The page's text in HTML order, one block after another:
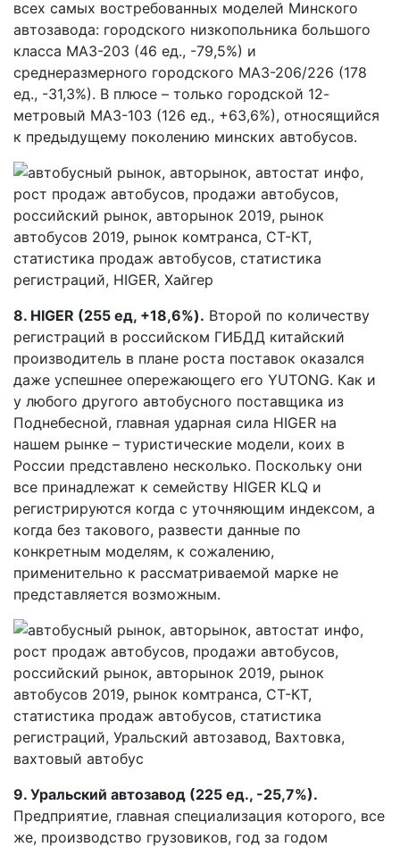
всех самых востребованных моделей Минского
автозавода: городского низкопольника большого
класса МАЗ-203 (46 ед., -79,5%) и
среднеразмерного городского МАЗ-206/226 (178
ед., -31,3%). В плюсе – только городской 12-
метровый МАЗ-103 (126 ед., +63,6%), относящийся
к предыдущему поколению минских автобусов.
8. HIGER (255 ед, +18,6%). Второй по количеству
регистраций в российском ГИБДД китайский
производитель в плане роста поставок оказался
даже успешнее опережающего его YUTONG. Как и
у любого другого автобусного поставщика из
Поднебесной, главная ударная сила HIGER на
нашем рынке – туристические модели, коих в
России представлено несколько. Поскольку они
все принадлежат к семейству HIGER KLQ и
регистрируются когда с уточняющим индексом, а
когда без такового, развести данные по
конкретным моделям, к сожалению,
применительно к рассматриваемой марке не
представляется возможным.
9. Уральский автозавод (225 ед., -25,7%).
Предприятие, главная специализация которого, все
же, производство грузовиков, год за годом